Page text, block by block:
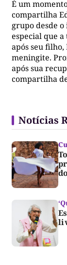
É um
compartilha
grupo desde
especial que
após seu
meningite.
após sua
compartilha
Notícias